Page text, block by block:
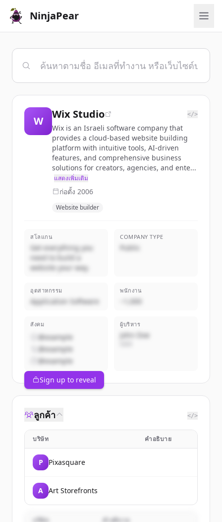
NinjaPear
W
Wix Studio </>
Wix is an Israeli software company that
provides a cloud-based website building
platform with intuitive tools, AI-driven
features, and comprehensive business
solutions for creators, agencies, and ente...
แสดงเพิ่มเติม
ก่อตั้ง 2006
Website builder
สโลแกน
Get everything you
need to build a
website your way.
COMPANY TYPE
Public
อุตสาหกรรม
Application Software
พนักงาน
~1,000
สังคม
@example
@example
@example
ผู้บริหาร
John Doe
Sign up to reveal
ลูกค้า </>
บริษัท คำอธิบาย
P Pixasquare
A Art Storefronts
คำอธิบาย